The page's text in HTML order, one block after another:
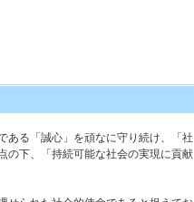
る「誠心」を頑なに守り続け、「社
の下、「持続可能な社会の実現に貢献